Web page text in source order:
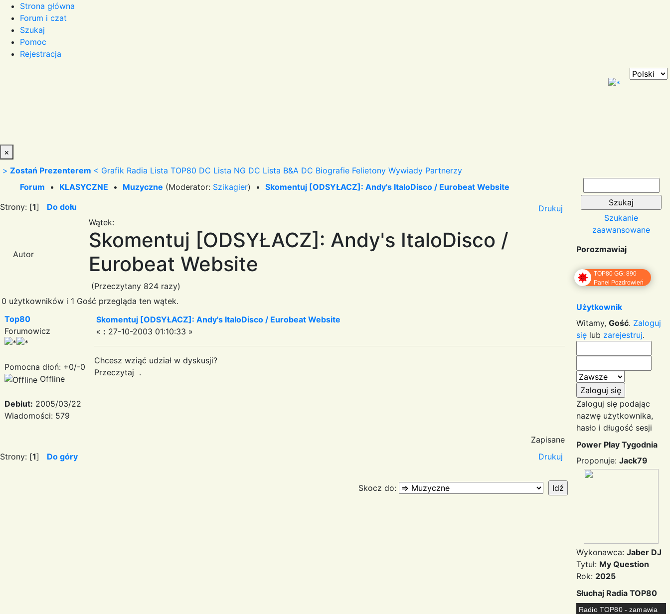
Strona główna
Forum i czat
Szukaj
Pomoc
Rejestracja
×
> Zostań Prezenterem < Grafik Radia Lista TOP80 DC Lista NG DC Lista B&A DC Biografie Felietony Wywiady Partnerzy
Forum • KLASYCZNE • Muzyczne (Moderator: Szikagier) • Skomentuj [ODSYŁACZ]: Andy's ItaloDisco / Eurobeat Website
Strony: [1] Do dołu Drukuj
Autor
Wątek:
Skomentuj [ODSYŁACZ]: Andy's ItaloDisco /
Eurobeat Website
(Przeczytany 824 razy)
0 użytkowników i 1 Gość przegląda ten wątek.
Top80
Forumowicz
Pomocna dłoń: +0/-0
Offline
Debiut: 2005/03/22
Wiadomości: 579
Skomentuj [ODSYŁACZ]: Andy's ItaloDisco / Eurobeat Website
« : 27-10-2003 01:10:33 »
Chcesz wziąć udział w dyskusji?
Przeczytaj .
Zapisane
Strony: [1] Do góry Drukuj
Skocz do:
Szukanie
zaawansowane
Porozmawiaj
TOP80 GG: 890
Panel Pozdrowień
Użytkownik
Witamy, Gość. Zaloguj
się lub zarejestruj.
Zaloguj się podając
nazwę użytkownika,
hasło i długość sesji
Power Play Tygodnia
Proponuje: Jack79
Wykonawca: Jaber DJ
Tytuł: My Question
Rok: 2025
Słuchaj Radia TOP80
Radio TOP80 - zamawia